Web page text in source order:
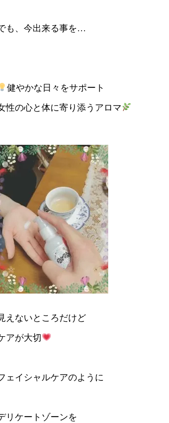
も、今出来る事を…
健やかな日々をサポート
性の心と体に寄り添うアロマ
えないところだけど
アが大切
ェイシャルケアのように
リケートゾーンを